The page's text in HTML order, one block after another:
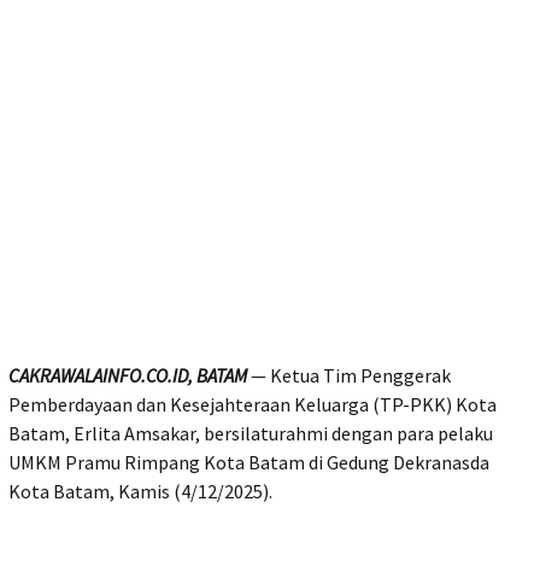
CAKRAWALAINFO.CO.ID, BATAM— Ketua Tim Penggerak
Pemberdayaan dan Kesejahteraan Keluarga (TP-PKK) Kota
Batam, Erlita Amsakar, bersilaturahmi dengan para pelaku
UMKM Pramu Rimpang Kota Batam di Gedung Dekranasda
Kota Batam, Kamis (4/12/2025).